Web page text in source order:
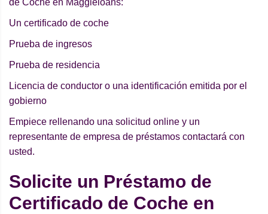
de Coche en Maggieloans:
Un certificado de coche
Prueba de ingresos
Prueba de residencia
Licencia de conductor o una identificación emitida por el
gobierno
Empiece rellenando una solicitud online y un
representante de empresa de préstamos contactará con
usted.
Solicite un Préstamo de
Certificado de Coche en